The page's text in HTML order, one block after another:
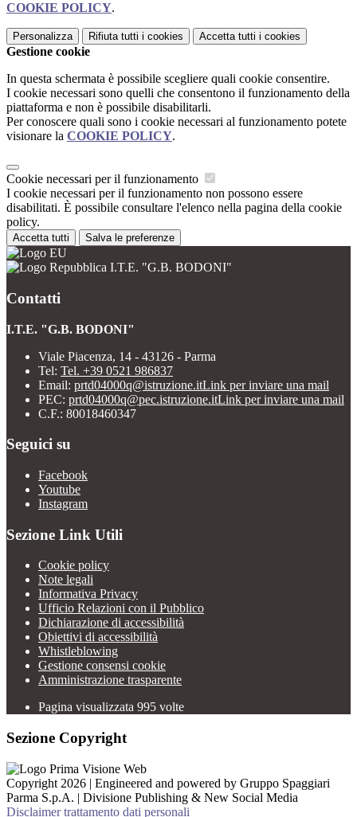
COOKIE POLICY.
Personalizza Rifiuta tutti i cookies Accetta tutti i cookies
Gestione cookie
In questa schermata è possibile scegliere quali cookie consentire.
I cookie necessari sono quelli che consentono il funzionamento della
piattaforma e non è possibile disabilitarli.
Per conoscere quali sono i cookie necessari al funzionamento potete
visionare la COOKIE POLICY.
Cookie necessari per il funzionamento
I cookie necessari per il funzionamento non possono essere
disabilitati. È possibile consultare l'elenco nella pagina della cookie
policy.
Accetta tutti Salva le preferenze
I.T.E. "G.B. BODONI"
Contatti
I.T.E. "G.B. BODONI"
Viale Piacenza, 14 - 43126 - Parma
Tel: Tel. +39 0521 986837
Email: prtd04000q@istruzione.itLink per inviare una mail
PEC: prtd04000q@pec.istruzione.itLink per inviare una mail
C.F.: 80018460347
Seguici su
Facebook
Youtube
Instagram
Sezione Link Utili
Cookie policy
Note legali
Informativa Privacy
Ufficio Relazioni con il Pubblico
Dichiarazione di accessibilità
Obiettivi di accessibilità
Whistleblowing
Gestione consensi cookie
Amministrazione trasparente
Pagina visualizzata 995 volte
Sezione Copyright
Copyright 2026 | Engineered and powered by Gruppo Spaggiari
Parma S.p.A. | Divisione Publishing & New Social Media
Disclaimer trattamento dati personali